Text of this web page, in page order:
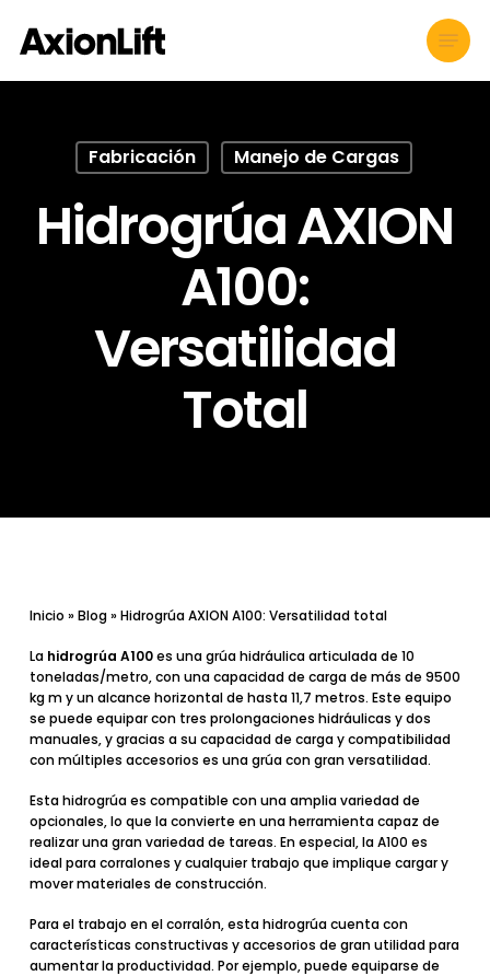
main
Menu
Fabricación Manejo de Cargas
Hidrogrúa AXION
A100:
Versatilidad
Total
Inicio »Blog»Hidrogrúa AXION A100: Versatilidad total
La hidrogrúa A100es una grúa hidráulica articulada de 10
toneladas/metro, con una capacidad de carga de más de 9500
kg m y un alcance horizontal de hasta 11,7 metros. Este equipo
se puede equipar con tres prolongaciones hidráulicas y dos
manuales, y gracias a su capacidad de carga y compatibilidad
con múltiples accesorios es una grúa con gran versatilidad.
Esta hidrogrúa es compatible con una amplia variedad de
opcionales, lo que la convierte en una herramienta capaz de
realizar una gran variedad de tareas. En especial, la A100 es
ideal para corralones y cualquier trabajo que implique cargar y
mover materiales de construcción.
Para el trabajo en el corralón, esta hidrogrúa cuenta con
características constructivas y accesorios de gran utilidadpara
aumentar la productividad. Por ejemplo, puede equiparse de